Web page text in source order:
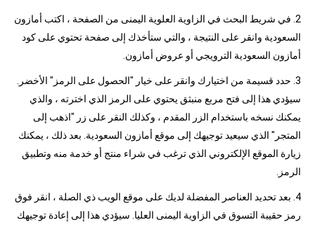
2. في شريط البحث في الزاوية العلوية اليمنى من الصفحة ، اكتب أمازون
السعودية وانقر على النتيجة ، والتي ستأخذك إلى صفحة تحتوي على كود
أمازون السعودية الترويجي أو عروض أمازون.
3. حدد قسيمة من اختيارك وانقر على خيار "الحصول على الرمز" الأخضر.
سيؤدي هذا إلى فتح مربع منبثق يحتوي على الرمز الذي اخترته ، والذي
يمكنك نسخه باستخدام الزر المقدم ، وكذلك النقر على زر "اذهب إلى
المتجر" الذي سيعيد توجيهك إلى موقع أمازون السعودية. بعد ذلك ، يمكنك
زيارة الموقع الإلكتروني الذي ترغب في شراء منتج أو خدمة منه وتطبيق
الرمز.
4. بعد تحديد العناصر المفضلة لديك على موقع الويب ذي الصلة ، انقر فوق
رمز حقيبة التسوق في الزاوية اليمنى العليا. سيؤدي هذا إلى إعادة توجيهك